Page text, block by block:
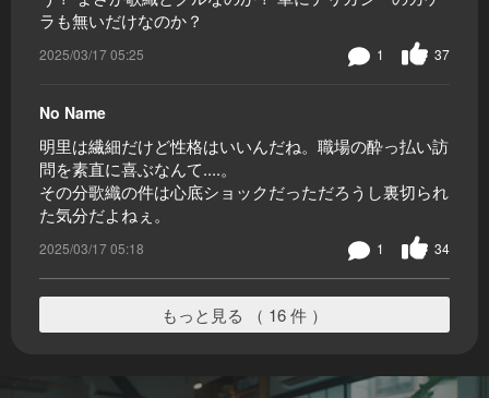
ラも無いだけなのか？
2025/03/17 05:25 37
1
No Name
明里は繊細だけど性格はいいんだね。職場の酔っ払い訪
問を素直に喜ぶなんて....。
その分歌織の件は心底ショックだっただろうし裏切られ
た気分だよねぇ。
2025/03/17 05:18 34
1
もっと見る （ 16 件 ）